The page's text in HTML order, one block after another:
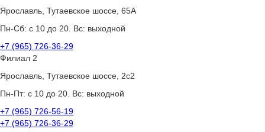
Ярославль, Тутаевское шоссе, 65А
Пн-Сб: с 10 до 20. Вс: выходной
+7 (965) 726-36-29
Филиал 2
Ярославль, Тутаевское шоссе, 2с2
Пн-Пт: с 10 до 20. Вс: выходной
+7 (965) 726-56-19
+7 (965) 726-36-29